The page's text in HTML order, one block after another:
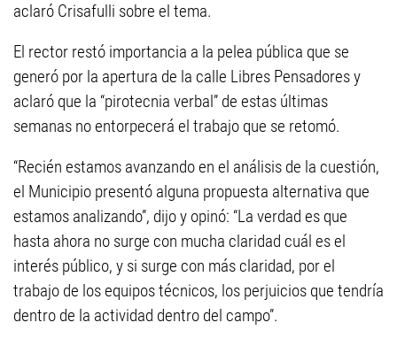
aclaró Crisafulli sobre el tema.
El rector restó importancia a la pelea pública que se
generó por la apertura de la calle Libres Pensadores y
aclaró que la “pirotecnia verbal” de estas últimas
semanas no entorpecerá el trabajo que se retomó.
“Recién estamos avanzando en el análisis de la cuestión,
el Municipio presentó alguna propuesta alternativa que
estamos analizando”, dijo y opinó: “La verdad es que
hasta ahora no surge con mucha claridad cuál es el
interés público, y si surge con más claridad, por el
trabajo de los equipos técnicos, los perjuicios que tendría
dentro de la actividad dentro del campo”.